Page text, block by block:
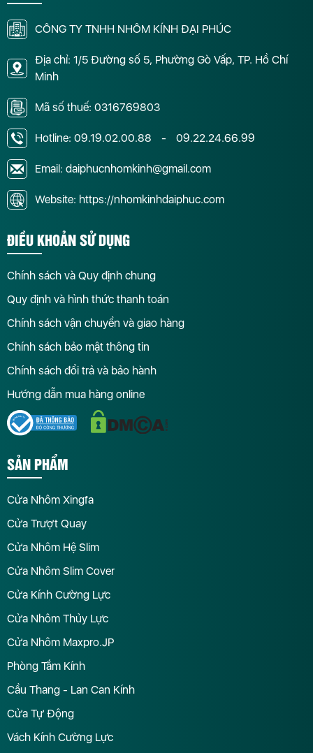
CÔNG TY TNHH NHÔM KÍNH ĐẠI PHÚC
Địa chỉ: 1/5 Đường số 5, Phường Gò Vấp, TP. Hồ Chí
Minh
Mã số thuế: 0316769803
Hotline: 09.19.02.00.88 - 09.22.24.66.99
Email: daiphucnhomkinh@gmail.com
Website: https://nhomkinhdaiphuc.com
ĐIỀU KHOẢN SỬ DỤNG
Chính sách và Quy định chung
Quy định và hình thức thanh toán
Chính sách vận chuyển và giao hàng
Chính sách bảo mật thông tin
Chính sách đổi trả và bảo hành
Hướng dẫn mua hàng online
SẢN PHẨM
Cửa Nhôm Xingfa
Cửa Trượt Quay
Cửa Nhôm Hệ Slim
Cửa Nhôm Slim Cover
Cửa Kính Cường Lực
Cửa Nhôm Thủy Lực
Cửa Nhôm Maxpro.JP
Phòng Tắm Kính
Cầu Thang - Lan Can Kính
Cửa Tự Động
Vách Kính Cường Lực